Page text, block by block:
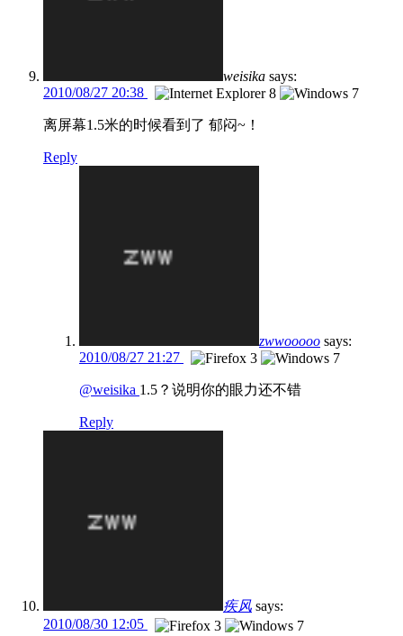
weisika says:
2010/08/27 20:38
离屏幕1.5米的时候看到了 郁闷~！
Reply
zwwooooo says:
2010/08/27 21:27
@weisika 1.5？说明你的眼力还不错
Reply
疾风 says:
2010/08/30 12:05